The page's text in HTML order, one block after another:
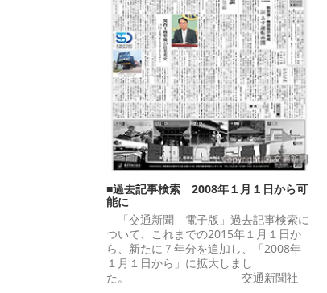
■過去記事検索 2008年１月１日から可
能に
「交通新聞 電子版」過去記事検索に
ついて、これまでの2015年１月１日か
ら、新たに７年分を追加し、「2008年
１月１日から」に拡大しまし
た。 交通新聞社